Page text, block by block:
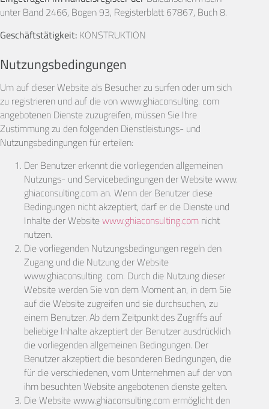
unter Band 2466, Bogen 93, Registerblatt 67867, Buch 8.
Geschäftstätigkeit: KONSTRUKTION
Nutzungsbedingungen
Um auf dieser Website als Besucher zu surfen oder um sich
zu registrieren und auf die von www.ghiaconsulting. com
angebotenen Dienste zuzugreifen, müssen Sie Ihre
Zustimmung zu den folgenden Dienstleistungs- und
Nutzungsbedingungen für erteilen:
Der Benutzer erkennt die vorliegenden allgemeinen
Nutzungs- und Servicebedingungen der Website www.
ghiaconsulting.com an. Wenn der Benutzer diese
Bedingungen nicht akzeptiert, darf er die Dienste und
Inhalte der Websitewww.ghiaconsulting.com nicht
nutzen.
Die vorliegenden Nutzungsbedingungen regeln den
Zugang und die Nutzung der Website
www.ghiaconsulting. com. Durch die Nutzung dieser
Website werden Sie von dem Moment an, in dem Sie
auf die Website zugreifen und sie durchsuchen, zu
einem Benutzer. Ab dem Zeitpunkt des Zugriffs auf
beliebige Inhalte akzeptiert der Benutzer ausdrücklich
die vorliegenden allgemeinen Bedingungen. Der
Benutzer akzeptiert die besonderen Bedingungen, die
für die verschiedenen, vom Unternehmen auf der von
ihm besuchten Website angebotenen dienste gelten.
Die Website www.ghiaconsulting.com ermöglicht den